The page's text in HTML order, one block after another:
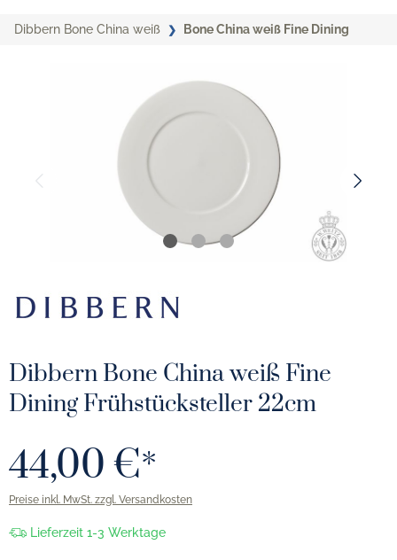
Dibbern Bone China weiß Bone China weiß Fine Dining
Dibbern Bone China weiß Fine
Dining Frühstücksteller 22cm
44,00 €*
Preise inkl. MwSt. zzgl. Versandkosten
Lieferzeit 1-3 Werktage